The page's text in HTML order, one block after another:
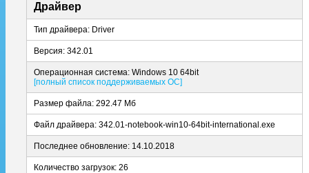
Драйвер
Тип драйвера: Driver
Версия: 342.01
Операционная система: Windows 10 64bit
[полный список поддерживаемых ОС]
Размер файла: 292.47 Мб
Файл драйвера: 342.01-notebook-win10-64bit-international.exe
Последнее обновление: 14.10.2018
Количество загрузок: 26